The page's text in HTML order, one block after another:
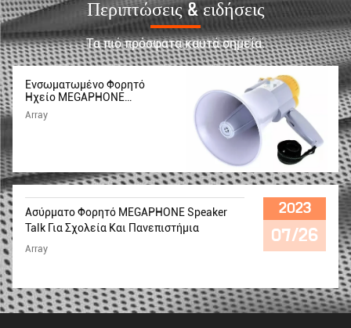
Περιπτώσεις & ειδήσεις
Τα πιό πρόσφατα καυτά σημεία.
Ενσωματωμένο Φορητό
Ηχείο MEGAPHONE
Αναπαραγωγή Μουσικής
Σειρήνας Για Δημόσια
Array
Ασύρματο Φορητό MEGAPHONE Speaker
Talk Για Σχολεία Και Πανεπιστήμια
Array
2023
07/26